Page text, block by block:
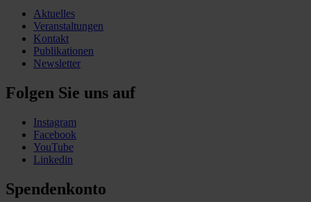
Aktuelles
Veranstaltungen
Kontakt
Publikationen
Newsletter
Folgen Sie uns auf
Instagram
Facebook
YouTube
Linkedin
Spendenkonto